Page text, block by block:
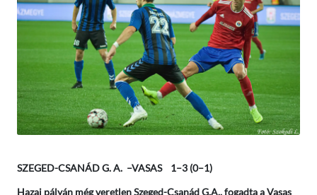
SZEGED-CSANÁD G. A. –VASAS 1–3 (0–1)
Hazai pályán még veretlen Szeged-Csanád G.A., fogadta a Vasas